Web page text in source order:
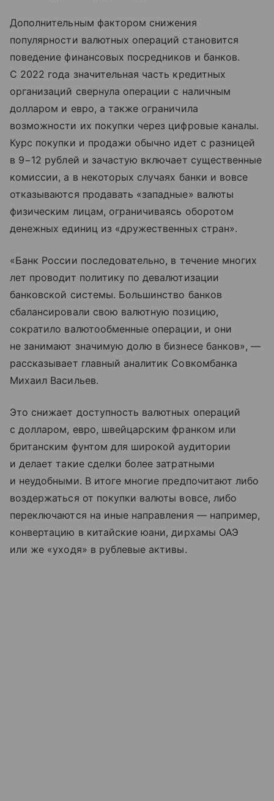
Дополнительным фактором снижения
популярности валютных операций становится
поведение финансовых посредников и банков.
С 2022 года значительная часть кредитных
организаций свернула операции с наличным
долларом и евро, а также ограничила
возможности их покупки через цифровые каналы.
Курс покупки и продажи обычно идет с разницей
в 9−12 рублей и зачастую включает существенные
комиссии, а в некоторых случаях банки и вовсе
отказываются продавать «западные» валюты
физическим лицам, ограничиваясь оборотом
денежных единиц из «дружественных стран».
«Банк России последовательно, в течение многих
лет проводит политику по девалютизации
банковской системы. Большинство банков
сбалансировали свою валютную позицию,
сократило валютообменные операции, и они
не занимают значимую долю в бизнесе банков», —
рассказывает главный аналитик Совкомбанка
Михаил Васильев.
Это снижает доступность валютных операций
с долларом, евро, швейцарским франком или
британским фунтом для широкой аудитории
и делает такие сделки более затратными
и неудобными. В итоге многие предпочитают либо
воздержаться от покупки валюты вовсе, либо
переключаются на иные направления — например,
конвертацию в китайские юани, дирхамы ОАЭ
или же «уходя» в рублевые активы.